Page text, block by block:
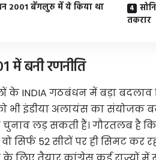
2001 बेंगलुरु में ये किया था
तकरार
बनी रणनीति
के INDIA गठबंधन में बड़ा बदलाव
भी इंडीया अलायंस का संयोजक
चुनाव लड़ सकती हैं। गौरतलब है
सिर्फ 52 सीटों पर ही सिमट